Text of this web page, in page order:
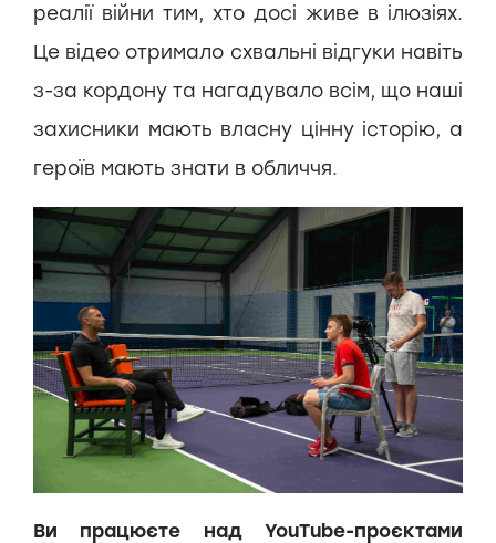
реалії війни тим, хто досі живе в ілюзіях.
Це відео отримало схвальні відгуки навіть
з-за кордону та нагадувало всім, що наші
захисники мають власну цінну історію, а
героїв мають знати в обличчя.
Ви працюєте над YouTube-проєктами